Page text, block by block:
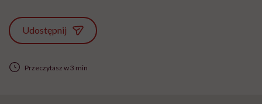
Udostępnij
Przeczytasz w 3 min